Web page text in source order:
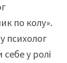
по колу».
психолог
у ролі